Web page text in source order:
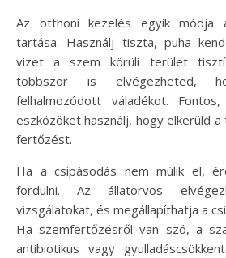
Az otthoni kezelés egyik módja
tartása. Használj tiszta, puha
vizet a szem körüli terület
többször is elvégezheted,
felhalmozódott váladékot.
eszközöket használj, hogy elkerüld
fertőzést.
Ha a csipásodás nem múlik el,
fordulni. Az állatorvos
vizsgálatokat, és megállapíthatja a
Ha szemfertőzésről van szó, a
antibiotikus vagy